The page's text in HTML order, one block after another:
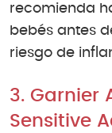
recomienda
bebés antes
riesgo de
3. Garnier
Sensitive